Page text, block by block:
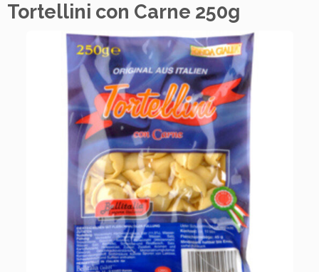
Tortellini con Carne 250g